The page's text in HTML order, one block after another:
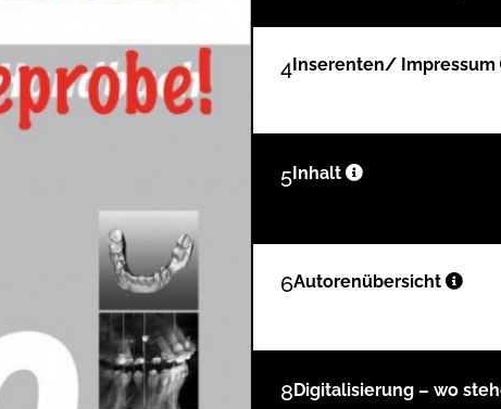
4Inserenten/ Impressum
5Inhalt
6Autorenübersicht
8Digitalisierung – wo